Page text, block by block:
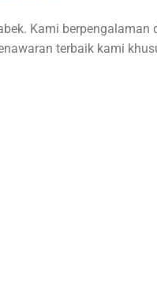
Kami berpengalaman
terbaik kami